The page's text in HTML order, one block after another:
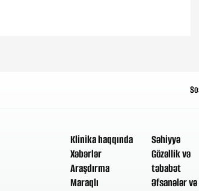
Klinika haqqında
Xəbərlər
Araşdırma
Maraqlı
Səhiyyə
Gözəllik və
təbabət
Əfsanələr